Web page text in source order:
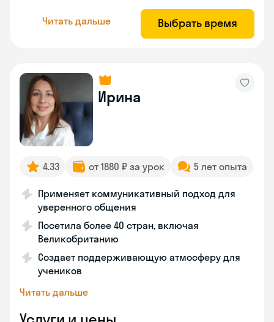
Читать дальше Выбрать время
Ирина
4.33 от 1880 ₽ за урок 5 лет опыта
Применяет коммуникативный подход для
уверенного общения
Посетила более 40 стран, включая
Великобританию
Создает поддерживающую атмосферу для
учеников
Читать дальше